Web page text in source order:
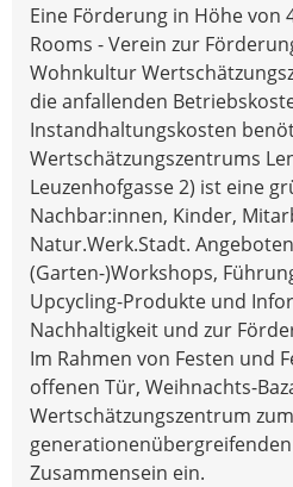
Eine Förderung in Höhe von
Rooms - Verein zur
Wohnkultur
die anfallenden
Instandhaltungskosten
Wertschätzungszentrums
Leuzenhofgasse 2) ist eine
Nachbar:innen, Kinder,
Natur.Werk.Stadt.
(Garten-)Workshops,
Upcycling-Produkte und
Nachhaltigkeit und zur
Im Rahmen von Festen und
offenen Tür, Weihnachts-
Wertschätzungszentrum zum
Zusammensein ein.